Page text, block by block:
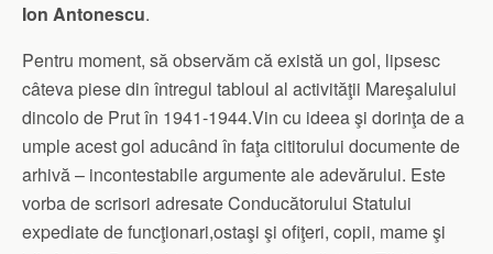
Ion Antonescu.
Pentru moment, să observăm că există un gol, lipsesc
câteva piese din întregul tabloul al activităţii Mareşalului
dincolo de Prut în 1941-1944.Vin cu ideea şi dorinţa de a
umple acest gol aducând în faţa cititorului documente de
arhivă – incontestabile argumente ale adevărului. Este
vorba de scrisori adresate Conducătorului Statului
expediate de funcţionari,ostaşi şi ofiţeri, copii, mame şi